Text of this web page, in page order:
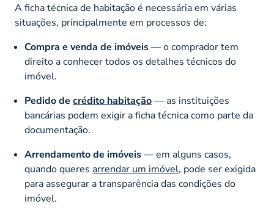
A ficha técnica de habitação é necessária em várias
situações, principalmente em processos de:
Compra e venda de imóveis— o comprador tem
direito a conhecer todos os detalhes técnicos do
imóvel.
Pedido de crédito habitação— as instituições
bancárias podem exigir a ficha técnica como parte da
documentação.
Arrendamento de imóveis— em alguns casos,
quando queres arrendar um imóvel, pode ser exigida
para assegurar a transparência das condições do
imóvel.